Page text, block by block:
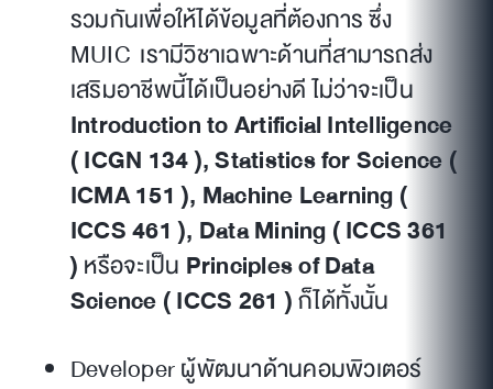
รวมกันเพื่อให้ได้ข้อมูลที่ต้องการ ซึ่ง
MUIC เรามีวิชาเฉพาะด้านที่สามารถส่ง
เสริมอาชีพนี้ได้เป็นอย่างดี ไม่ว่าจะเป็น
Introduction to Artificial Intelligence
( ICGN 134 ), Statistics for Science (
ICMA 151 ), Machine Learning (
ICCS 461 ), Data Mining ( ICCS 361
)หรือจะเป็น Principles of Data
Science ( ICCS 261 )ก็ได้ทั้งนั้น
Developer ผู้พัฒนาด้านคอมพิวเตอร์